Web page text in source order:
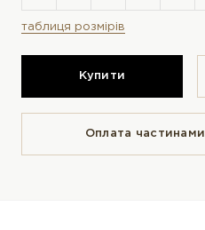
таблиця розмірів
Купити
Оплата частинами